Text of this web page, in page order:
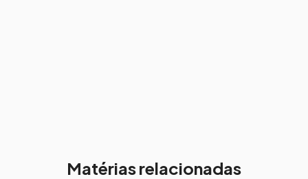
Matérias relacionadas